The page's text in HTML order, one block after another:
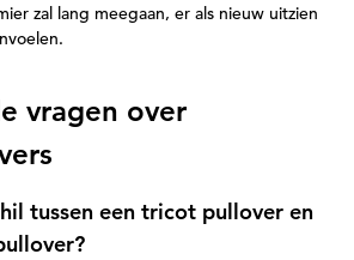
zal lang meegaan, er als nieuw uitzien
vragen over
tussen een tricot pullover en